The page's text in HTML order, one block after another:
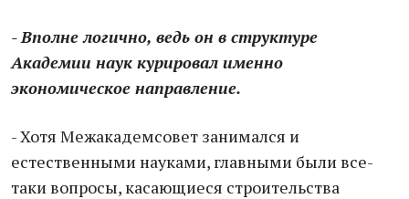
- Вполне логично, ведь он в структуре
Академии наук курировал именно
экономическое направление.
- Хотя Межакадемсовет занимался и
естественными науками, главными были все-
таки вопросы, касающиеся строительства